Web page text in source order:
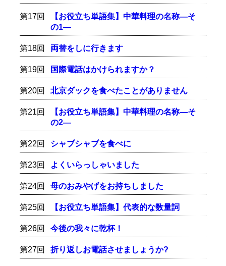
第17回
【お役立ち単語集】中華料理の名称―そ
の1―
第18回 両替をしに行きます
第19回 国際電話はかけられますか？
第20回 北京ダックを食べたことがありません
第21回
【お役立ち単語集】中華料理の名称―そ
の2―
第22回 シャブシャブを食べに
第23回 よくいらっしゃいました
第24回 母のおみやげをお持ちしました
第25回 【お役立ち単語集】代表的な数量詞
第26回 今後の我々に乾杯！
第27回 折り返しお電話させましょうか?